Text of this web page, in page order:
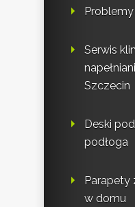
Serwis
Szczecin
Deski
podłoga
Parapety
w domu